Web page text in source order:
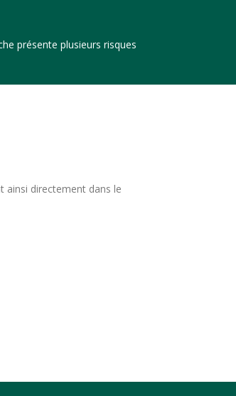
présente plusieurs risques
ainsi directement dans le